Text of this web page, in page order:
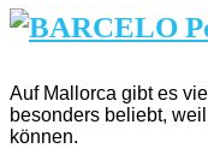
Auf Mallorca gibt es
besonders beliebt,
können.